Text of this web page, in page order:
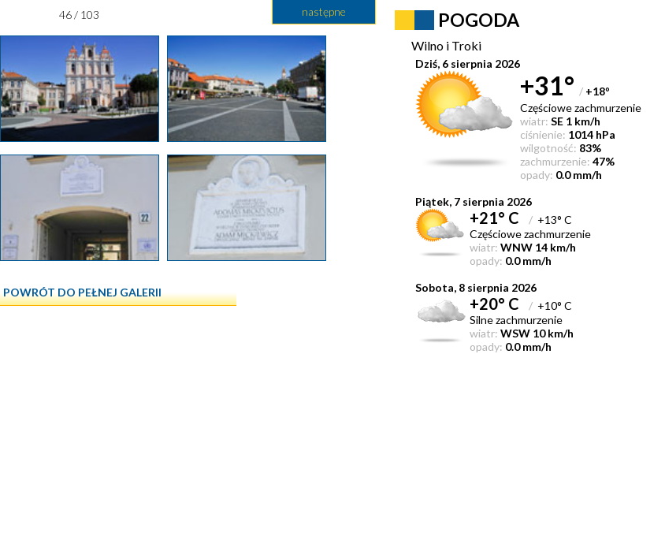
następne
46 / 103
POWRÓT DO PEŁNEJ GALERII
POGODA
Wilno i Troki
Dziś, 6 sierpnia 2026
+31° / +18°
Częściowe zachmurzenie
wiatr: SE 1 km/h
ciśnienie: 1014 hPa
wilgotność: 83%
zachmurzenie: 47%
opady: 0.0 mm/h
Piątek, 7 sierpnia 2026
+21° C / +13° C
Częściowe zachmurzenie
wiatr: WNW 14 km/h
opady: 0.0 mm/h
Sobota, 8 sierpnia 2026
+20° C / +10° C
Silne zachmurzenie
wiatr: WSW 10 km/h
opady: 0.0 mm/h